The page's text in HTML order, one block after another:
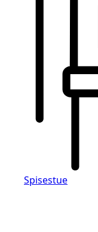
Spisestue